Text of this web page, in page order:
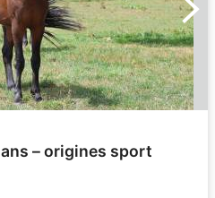
– origines sport